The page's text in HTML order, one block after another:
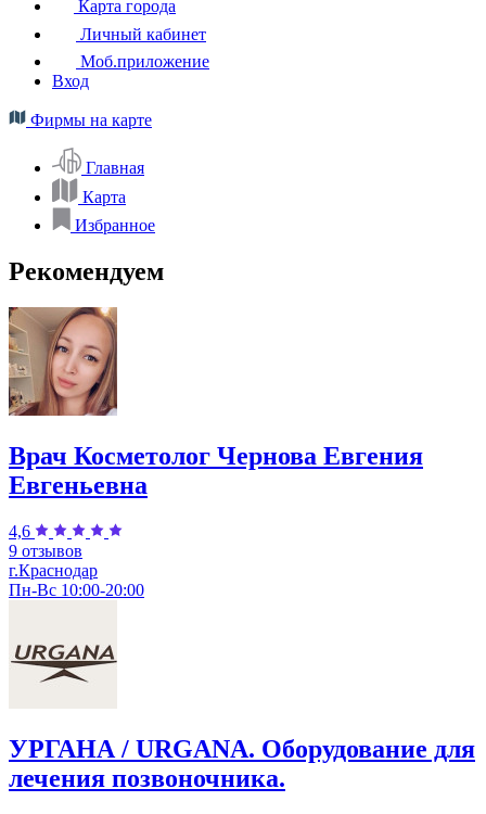
Карта города
Личный кабинет
Моб.приложение
Вход
Фирмы на карте
Главная
Карта
Избранное
Рекомендуем
Врач Косметолог Чернова Евгения
Евгеньевна
4,6
9 отзывов
г.Краснодар
Пн-Вс 10:00-20:00
УРГАНА / URGANA. Оборудование для
лечения позвоночника.